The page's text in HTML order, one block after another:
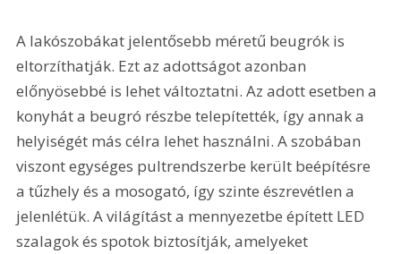
A lakószobákat jelentősebb méretű beugrók is
eltorzíthatják. Ezt az adottságot azonban
előnyösebbé is lehet változtatni. Az adott esetben a
konyhát a beugró részbe telepítették, így annak a
helyiségét más célra lehet használni. A szobában
viszont egységes pultrendszerbe került beépítésre
a tűzhely és a mosogató, így szinte észrevétlen a
jelenlétük. A világítást a mennyezetbe épített LED
szalagok és spotok biztosítják, amelyeket